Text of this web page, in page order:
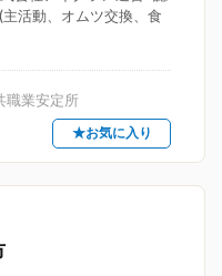
活動、オムツ交換、食
職業安定所
★お気に入り